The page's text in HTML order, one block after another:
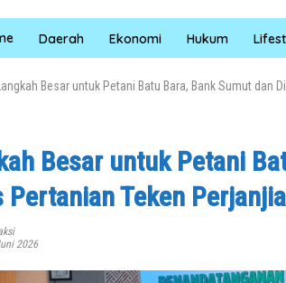
Daerah Ekonomi Hukum
Besar untuk Petani Batu Bara, Bank Sumut dan
Besar untuk Petani
Pertanian Teken
2026